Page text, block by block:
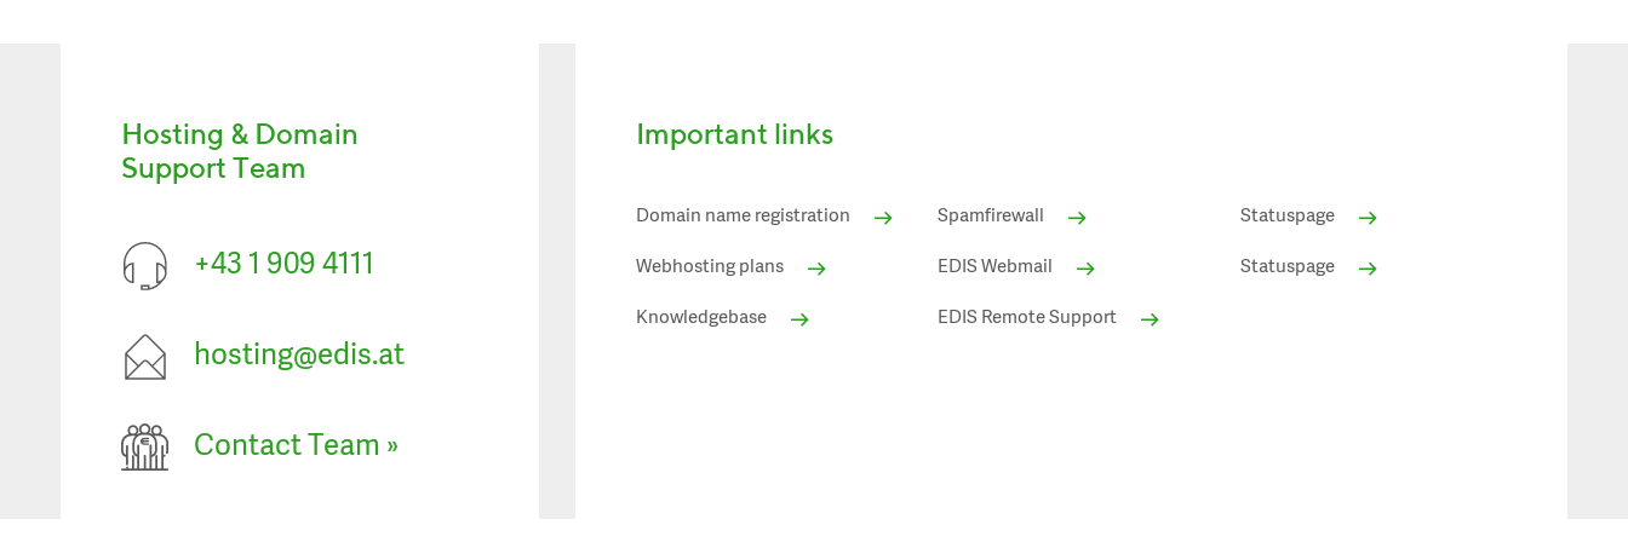
Hosting & Domain
Support Team
+43 1 909 4111
hosting@edis.at
Contact Team »
Important links
Domain name registration
Webhosting plans
Knowledgebase
Spamfirewall
EDIS Webmail
EDIS Remote Support
Statuspage
Statuspage